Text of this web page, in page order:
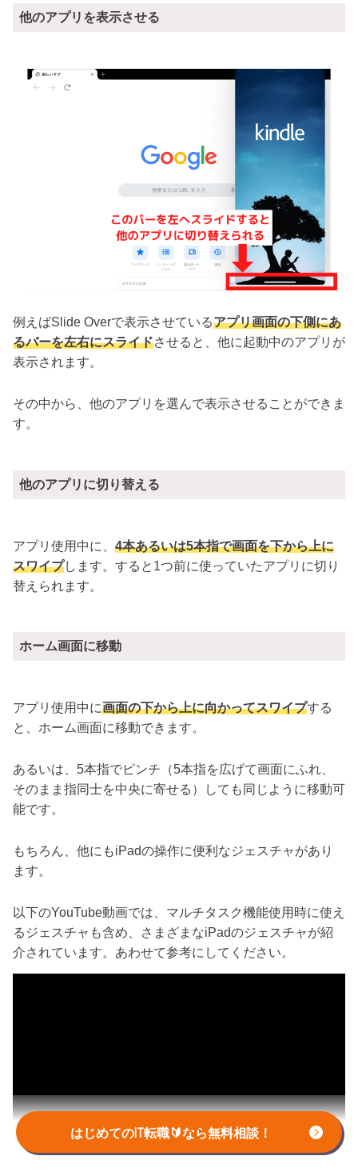
はじめてのIT転職🔰なら無料相談！
他のアプリを表示させる
例えばSlide Overで表示させているアプリ画面の下側にあ
るバーを左右にスライドさせると、他に起動中のアプリが
表示されます。
その中から、他のアプリを選んで表示させることができま
す。
他のアプリに切り替える
アプリ使用中に、 4本あるいは5本指で画面を下から上に
スワイプします。すると1つ前に使っていたアプリに切り
替えられます。
ホーム画面に移動
アプリ使用中に画面の下から上に向かってスワイプする
と、ホーム画面に移動できます。
あるいは、5本指でピンチ（5本指を広げて画面にふれ、
そのまま指同士を中央に寄せる）しても同じように移動可
能です。
もちろん、他にもiPadの操作に便利なジェスチャがあり
ます。
以下のYouTube動画では、マルチタスク機能使用時に使え
るジェスチャも含め、さまざまなiPadのジェスチャが紹
介されています。あわせて参考にしてください。